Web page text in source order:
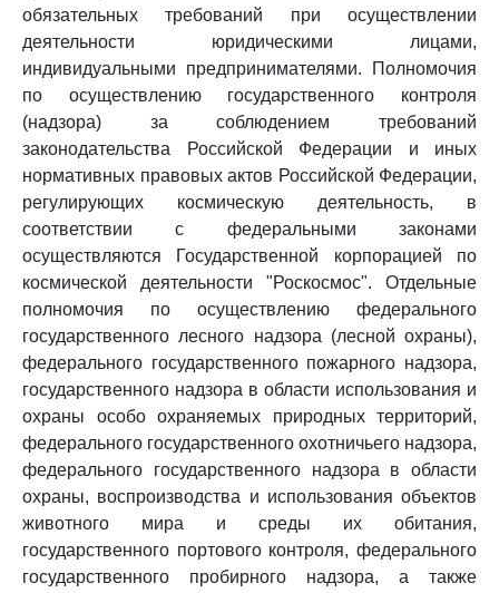
обязательных требований при осуществлении
деятельности юридическими лицами,
индивидуальными предпринимателями. Полномочия
по осуществлению государственного контроля
(надзора) за соблюдением требований
законодательства Российской Федерации и иных
нормативных правовых актов Российской Федерации,
регулирующих космическую деятельность, в
соответствии с федеральными законами
осуществляются Государственной корпорацией по
космической деятельности "Роскосмос". Отдельные
полномочия по осуществлению федерального
государственного лесного надзора (лесной охраны),
федерального государственного пожарного надзора,
государственного надзора в области использования и
охраны особо охраняемых природных территорий,
федерального государственного охотничьего надзора,
федерального государственного надзора в области
охраны, воспроизводства и использования объектов
животного мира и среды их обитания,
государственного портового контроля, федерального
государственного пробирного надзора, а также